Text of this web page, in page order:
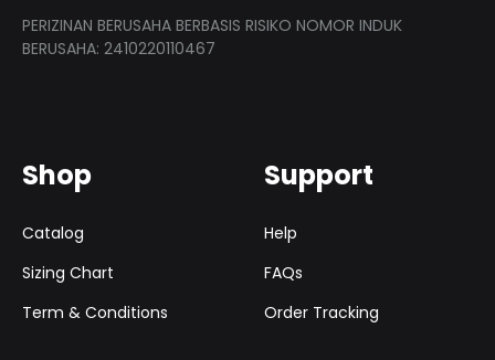
PERIZINAN BERUSAHA BERBASIS RISIKO NOMOR INDUK
BERUSAHA: 2410220110467
Shop
Catalog
Sizing Chart
Term & Conditions
Support
Help
FAQs
Order Tracking